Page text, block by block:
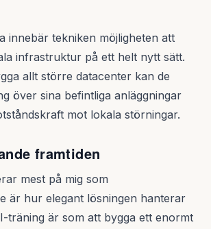
innebär tekniken möjligheten att
infrastruktur på ett helt nytt sätt.
allt större datacenter kan de
över sina befintliga anläggningar
mot lokala störningar.
framtiden
mest på mig som
är hur elegant lösningen hanterar
träning är som att bygga ett enormt